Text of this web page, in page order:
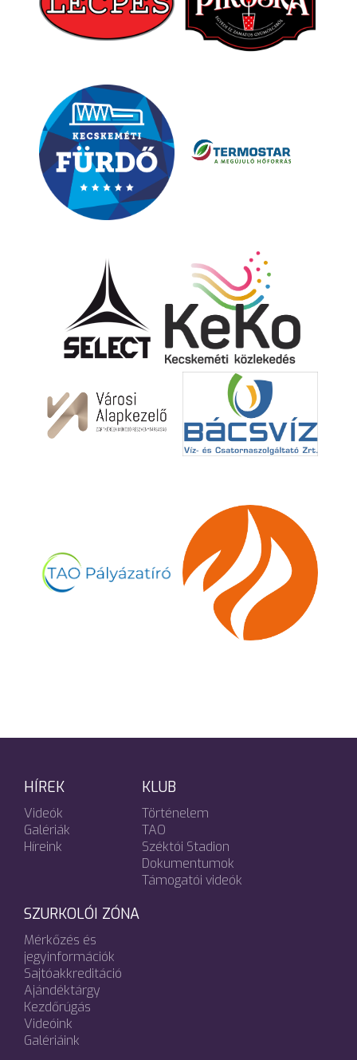
HÍREK
Videók
Galériák
Híreink
KLUB
Történelem
TAO
Széktói Stadion
Dokumentumok
Támogatói videók
SZURKOLÓI ZÓNA
Mérkőzés és
jegyinformációk
Sajtóakkreditáció
Ajándéktárgy
Kezdőrúgás
Videóink
Galériáink